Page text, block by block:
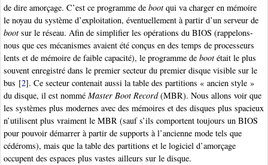
de dire amorçage. C’est ce programme de bootqui va charger en mémoire
le noyau du système d’exploitation, éventuellement à partir d’un serveur de
bootsur le réseau. Afin de simplifier les opérations du BIOS (rappelons-
nous que ces mécanismes avaient été conçus en des temps de processeurs
lents et de mémoire de faible capacité), le programme de bootétait le plus
souvent enregistré dans le premier secteur du premier disque visible sur le
bus [2]. Ce secteur contenait aussi la table des partitions « ancien style »
du disque, il est nommé Master Boot Record(MBR). Nous allons voir que
les systèmes plus modernes avec des mémoires et des disques plus spacieux
n’utilisent plus vraiment le MBR (sauf s’ils comportent toujours un BIOS
pour pouvoir démarrer à partir de supports à l’ancienne mode tels que
cédéroms), mais que la table des partitions et le logiciel d’amorçage
occupent des espaces plus vastes ailleurs sur le disque.